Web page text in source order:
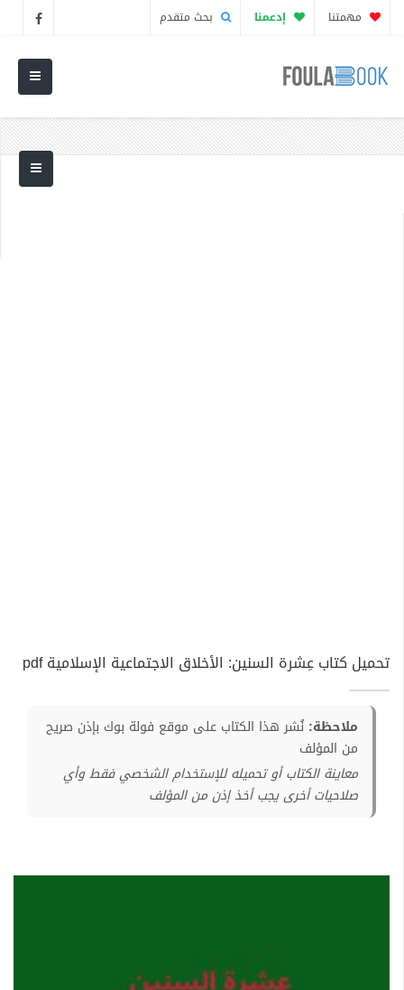
مهمتنا إدعمنا بحث متقدم
تحميل كتاب عِشرة السنين: الأخلاق الاجتماعية الإسلامية pdf
ملاحظة: نُشر هذا الكتاب على موقع فولة بوك بإذن صريح
من المؤلف
معاينة الكتاب أو تحميله للإستخدام الشخصي فقط وأي
صلاحيات أخرى يجب أخذ إذن من المؤلف